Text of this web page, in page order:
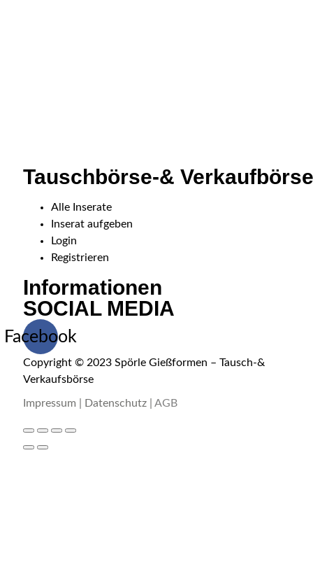
Tauschbörse-& Verkaufbörse
Alle Inserate
Inserat aufgeben
Login
Registrieren
Informationen
SOCIAL MEDIA
Facebook
Copyright © 2023 Spörle Gießformen – Tausch-&
Verkaufsbörse
Impressum Datenschutz AGB